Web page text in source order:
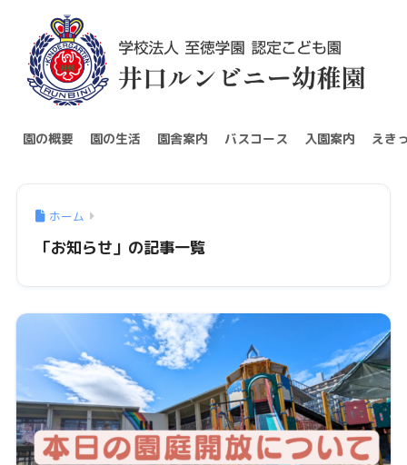
園の概要 園の生活 園舎案内 バスコース 入園案内 えき
ホーム
「お知らせ」の記事一覧